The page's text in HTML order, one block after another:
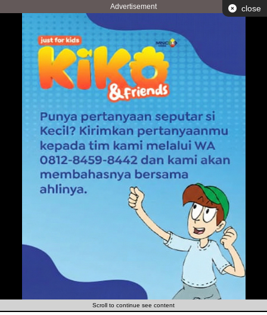
Advertisement close
Scroll to continue see content